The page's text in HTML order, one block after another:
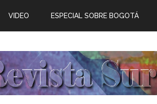
VIDEO ESPECIAL SOBRE BOGOTÁ